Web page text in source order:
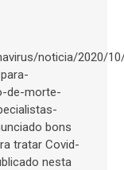
noticia/2020/
de-morte-
bons
tratar Covid-
nesta